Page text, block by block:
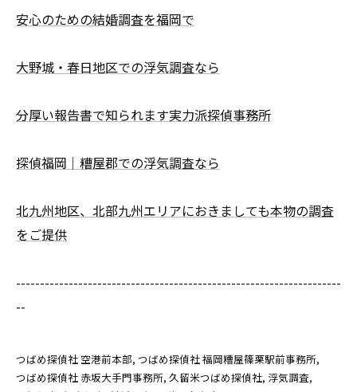
安心のための結婚調査を福岡で
大野城・春日地区での浮気調査なら
分厚い報告書で知られます実力派探偵事務所
探偵福岡｜糟屋郡での浮気調査なら
北九州地区、北部九州エリアにおきましても本物の調査
をご提供
--------------------------------------------------------------------
--
つばめ探偵社 空港前本部 つばめ探偵社 福岡糟屋篠栗駅前事務所
つばめ探偵社 赤坂大手門事務所 久留米つばめ探偵社 浮気調査